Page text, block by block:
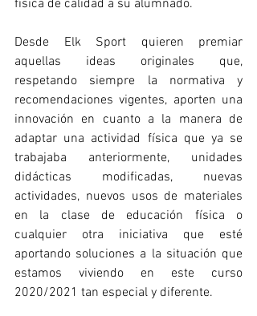
física de calidad a su alumnado.
Desde Elk Sport quieren premiar
aquellas ideas originales que,
respetando siempre la normativa y
recomendaciones vigentes, aporten una
innovación en cuanto a la manera de
adaptar una actividad física que ya se
trabajaba anteriormente, unidades
didácticas modificadas, nuevas
actividades, nuevos usos de materiales
en la clase de educación física o
cualquier otra iniciativa que esté
aportando soluciones a la situación que
estamos viviendo en este curso
2020/2021 tan especial y diferente.